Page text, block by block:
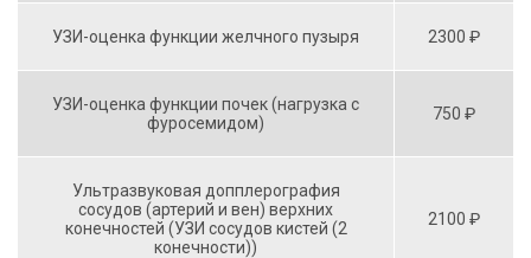
УЗИ-оценка функции желчного пузыря 2300 ₽
УЗИ-оценка функции почек (нагрузка с
фуросемидом)
750 ₽
Ультразвуковая допплерография
сосудов (артерий и вен) верхних
конечностей (УЗИ сосудов кистей (2
конечности))
2100 ₽